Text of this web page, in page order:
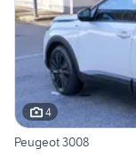
4
Peugeot 3008